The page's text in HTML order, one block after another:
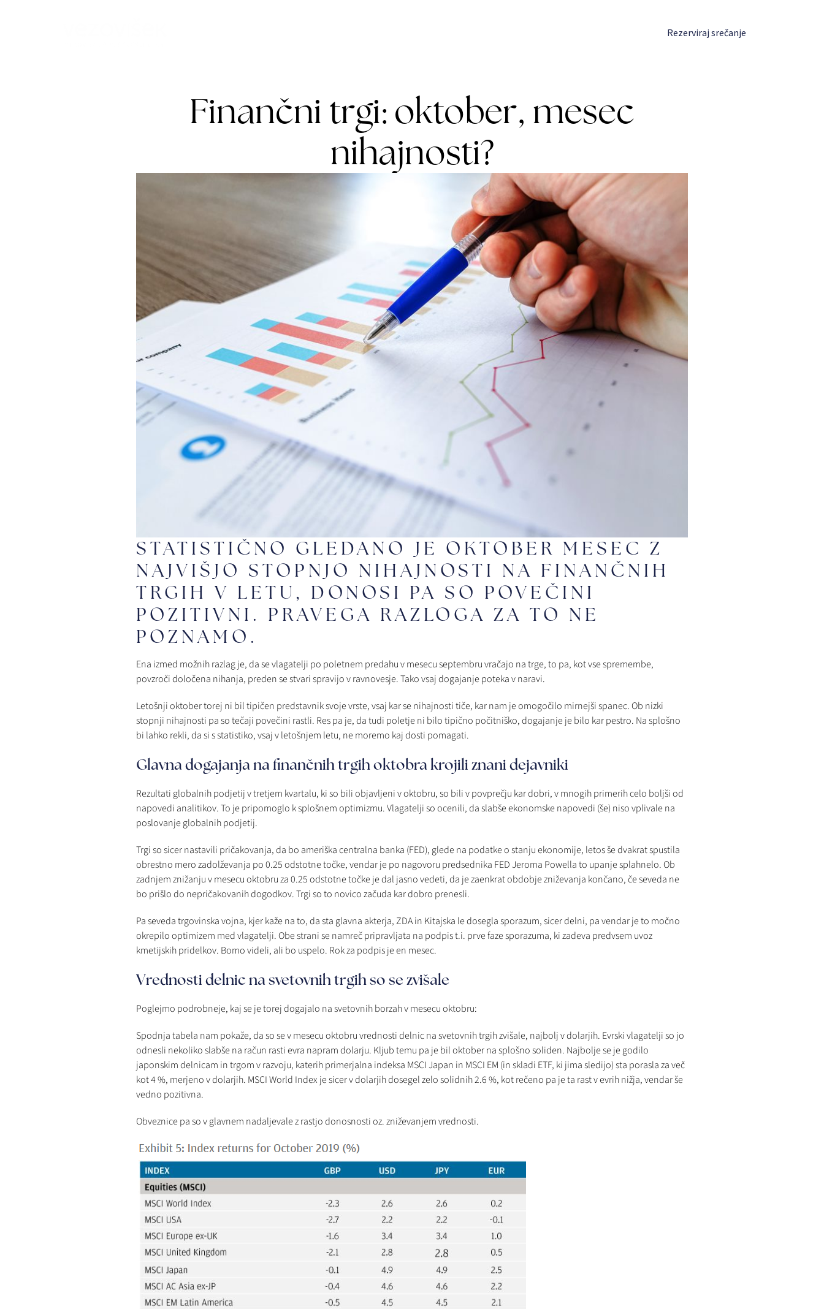
Rezerviraj srečanje
Finančni trgi: oktober, mesec
nihajnosti?
STATISTIČNO GLEDANO JE OKTOBER MESEC Z
NAJVIŠJO STOPNJO NIHAJNOSTI NA FINANČNIH
TRGIH V LETU, DONOSI PA SO POVEČINI
POZITIVNI. PRAVEGA RAZLOGA ZA TO NE
POZNAMO.
Ena izmed možnih razlag je, da se vlagatelji po poletnem predahu v mesecu septembru vračajo na trge, to pa, kot vse spremembe,
povzroči določena nihanja, preden se stvari spravijo v ravnovesje. Tako vsaj dogajanje poteka v naravi.
Letošnji oktober torej ni bil tipičen predstavnik svoje vrste, vsaj kar se nihajnosti tiče, kar nam je omogočilo mirnejši spanec. Ob nizki
stopnji nihajnosti pa so tečaji povečini rastli. Res pa je, da tudi poletje ni bilo tipično počitniško, dogajanje je bilo kar pestro. Na splošno
bi lahko rekli, da si s statistiko, vsaj v letošnjem letu, ne moremo kaj dosti pomagati.
Glavna dogajanja na finančnih trgih oktobra krojili znani dejavniki
Rezultati globalnih podjetij v tretjem kvartalu, ki so bili objavljeni v oktobru, so bili v povprečju kar dobri, v mnogih primerih celo boljši od
napovedi analitikov. To je pripomoglo k splošnem optimizmu. Vlagatelji so ocenili, da slabše ekonomske napovedi (še) niso vplivale na
poslovanje globalnih podjetij.
Trgi so sicer nastavili pričakovanja, da bo ameriška centralna banka (FED), glede na podatke o stanju ekonomije, letos še dvakrat spustila
obrestno mero zadolževanja po 0.25 odstotne točke, vendar je po nagovoru predsednika FED Jeroma Powella to upanje splahnelo. Ob
zadnjem znižanju v mesecu oktobru za 0.25 odstotne točke je dal jasno vedeti, da je zaenkrat obdobje zniževanja končano, če seveda ne
bo prišlo do nepričakovanih dogodkov. Trgi so to novico začuda kar dobro prenesli.
Pa seveda trgovinska vojna, kjer kaže na to, da sta glavna akterja, ZDA in Kitajska le dosegla sporazum, sicer delni, pa vendar je to močno
okrepilo optimizem med vlagatelji. Obe strani se namreč pripravljata na podpis t.i. prve faze sporazuma, ki zadeva predvsem uvoz
kmetijskih pridelkov. Bomo videli, ali bo uspelo. Rok za podpis je en mesec.
Vrednosti delnic na svetovnih trgih so se zvišale
Poglejmo podrobneje, kaj se je torej dogajalo na svetovnih borzah v mesecu oktobru:
Spodnja tabela nam pokaže, da so se v mesecu oktobru vrednosti delnic na svetovnih trgih zvišale, najbolj v dolarjih. Evrski vlagatelji so jo
odnesli nekoliko slabše na račun rasti evra napram dolarju. Kljub temu pa je bil oktober na splošno soliden. Najbolje se je godilo
japonskim delnicam in trgom v razvoju, katerih primerjalna indeksa MSCI Japan in MSCI EM (in skladi ETF, ki jima sledijo) sta porasla za več
kot 4 %, merjeno v dolarjih. MSCI World Index je sicer v dolarjih dosegel zelo solidnih 2.6 %, kot rečeno pa je ta rast v evrih nižja, vendar še
vedno pozitivna.
Obveznice pa so v glavnem nadaljevale z rastjo donosnosti oz. zniževanjem vrednosti.